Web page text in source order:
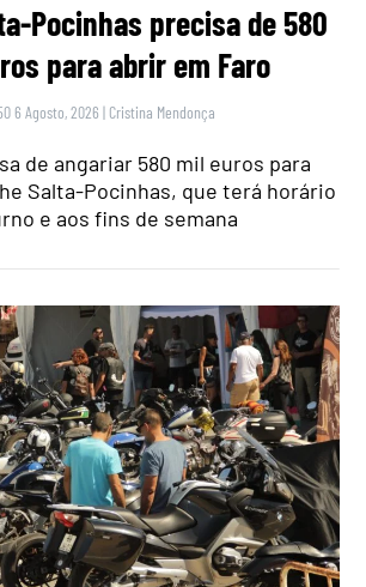
Pocinhas precisa de 580
para abrir em Faro
6 Agosto, 2026 | Cristina Mendonça
de angariar 580 mil euros para
Salta-Pocinhas, que terá horário
e aos fins de semana